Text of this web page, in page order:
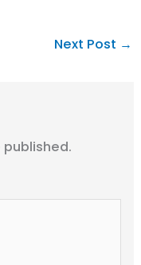
Next Post →